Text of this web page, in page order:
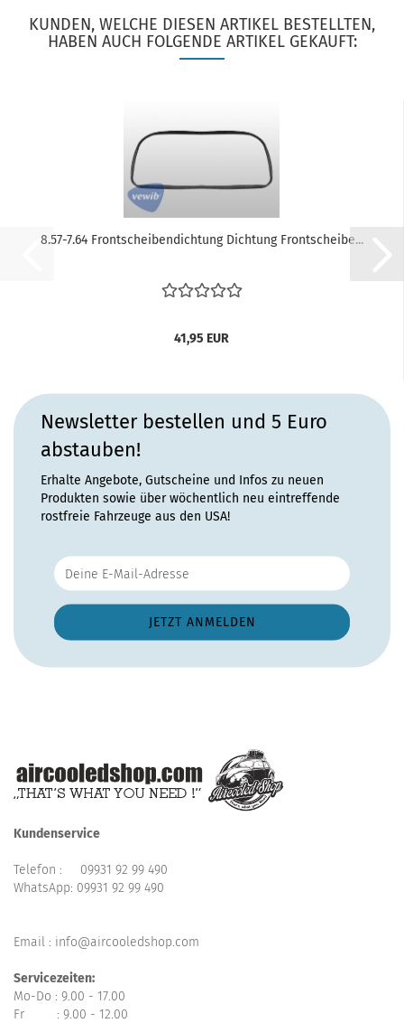
KUNDEN, WELCHE DIESEN ARTIKEL BESTELLTEN,
HABEN AUCH FOLGENDE ARTIKEL GEKAUFT:
8.57-7.64 Frontscheibendichtung Dichtung Frontscheibe...
41,95 EUR
Newsletter bestellen und 5 Euro
abstauben!
Erhalte Angebote, Gutscheine und Infos zu neuen
Produkten sowie über wöchentlich neu eintreffende
rostfreie Fahrzeuge aus den USA!
Kundenservice
Telefon : 09931 92 99 490
WhatsApp: 09931 92 99 490
Email : info@aircooledshop.com
Servicezeiten:
Mo-Do : 9.00 - 17.00
Fr : 9.00 - 12.00